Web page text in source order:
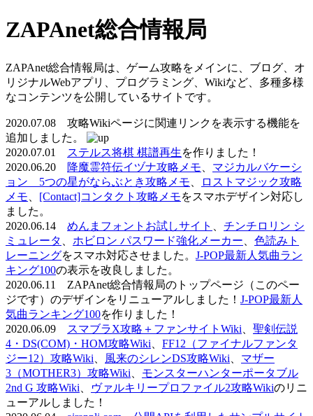
ZAPAnet総合情報局
ZAPAnet総合情報局は、ゲーム攻略をメインに、ブログ、オ
リジナルWebアプリ、プログラミング、Wikiなど、多種多様
なコンテンツを公開しているサイトです。
2020.07.08 攻略Wikiページに関連リンクを表示する機能を
追加しました。
2020.07.01
ステルス将棋 棋譜再生を作りました！
2020.06.20
降魔霊符伝イヅナ攻略メモ
マジカルバケーシ
ョン 5つの星がならぶとき攻略メモ
ロストマジック攻略
メモ
[Contact]コンタクト攻略メモをスマホデザイン対応し
ました。
2020.06.14 めんまフォントお試しサイト
チンチロリン シ
ミュレータ
ホビロン パスワード強化メーカー
色読みト
レーニングをスマホ対応させました。 J-POP最新人気曲ラン
キング100の表示を改良しました。
2020.06.11 ZAPAnet総合情報局のトップページ（このペー
ジです）のデザインをリニューアルしました！ J-POP最新人
気曲ランキング100を作りました！
2020.06.09
スマブラX攻略＋ファンサイトWiki
聖剣伝説
4・DS(COM)・HOM攻略Wiki
FF12（ファイナルファンタ
ジー12）攻略Wiki
風来のシレンDS攻略Wiki
マザー
3（MOTHER3）攻略Wiki
モンスターハンターポータブル
2nd G 攻略Wiki
ヴァルキリープロファイル2攻略Wikiのリニ
ューアルしました！